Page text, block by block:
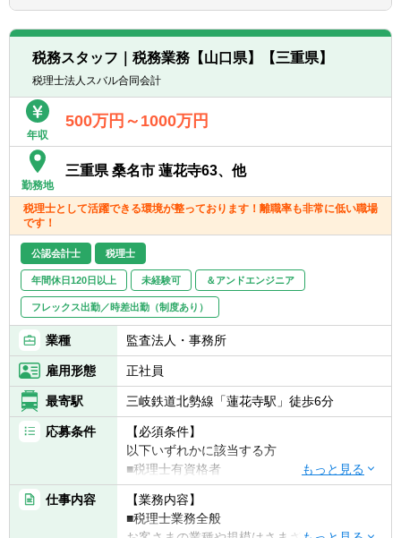
■経営コンサルティング業務他
【クライアント】
■業界：建設、IT、医療、飲食、教育分野
等、ある分野に特化することは無く、大企業
■割合：個人2割、法人8割程度
【拠点】
：12拠点
東京事務所・長岡事務所・群馬事務所・周南
事務所・桑名事務所・仙台事務所・福山事務
所・ 北九州事務所・浜松事務所・福岡事務
所・札幌事務所・名古屋事務所
税務スタッフ｜税務業務【山口県】【三重県】
税理士法人スバル合同会計
年収
500万円～1000万円
勤務地
三重県 桑名市 蓮花寺63、他
税理士として活躍できる環境が整っております！離職率も非常に低い職場
です！
公認会計士 税理士
年間休日120日以上 未経験可 ＆アンドエンジニア
フレックス出勤／時差出勤（制度あり）
業種 監査法人・事務所
雇用形態 正社員
最寄駅 三岐鉄道北勢線「蓮花寺駅」徒歩6分
応募条件
【必須条件】
以下いずれかに該当する方
■税理士有資格者
■公認会計士
■国税出身の方
仕事内容
【業務内容】
■税理士業務全般